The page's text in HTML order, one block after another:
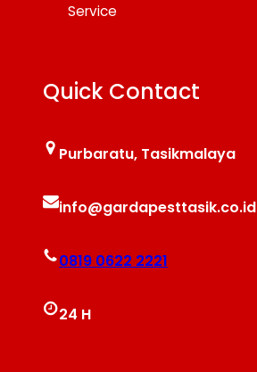
Service
Quick Contact
Purbaratu, Tasikmalaya
info@gardapesttasik.co.id
0819 0622 2221
24 H